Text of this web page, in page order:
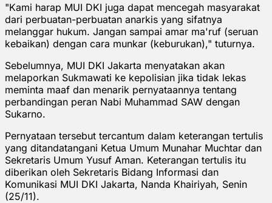
"Kami harap MUI DKI juga dapat mencegah masyarakat
dari perbuatan-perbuatan anarkis yang sifatnya
melanggar hukum. Jangan sampai amar ma'ruf (seruan
kebaikan) dengan cara munkar (keburukan)," tuturnya.
Sebelumnya, MUI DKI Jakarta menyatakan akan
melaporkan Sukmawati ke kepolisian jika tidak lekas
meminta maaf dan menarik pernyataannya tentang
perbandingan peran Nabi Muhammad SAW dengan
Sukarno.
Pernyataan tersebut tercantum dalam keterangan tertulis
yang ditandatangani Ketua Umum Munahar Muchtar dan
Sekretaris Umum Yusuf Aman. Keterangan tertulis itu
diberikan oleh Sekretaris Bidang Informasi dan
Komunikasi MUI DKI Jakarta, Nanda Khairiyah, Senin
(25/11).